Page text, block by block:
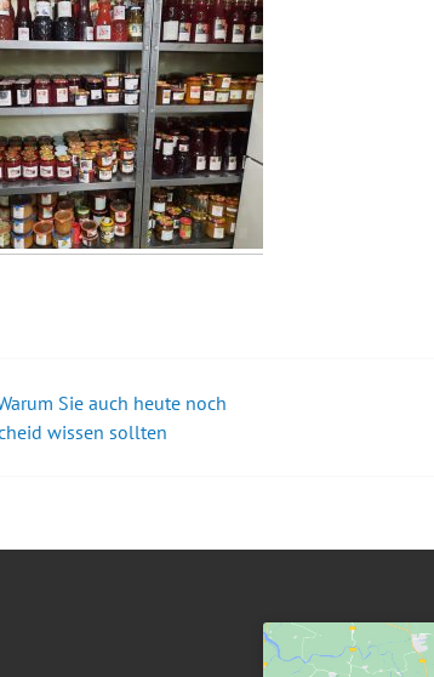
Sie auch heute noch
wissen sollten